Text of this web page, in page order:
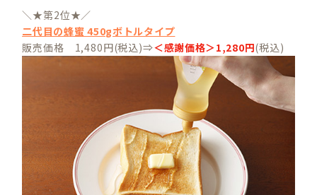
＼★第2位★／
二代目の蜂蜜 450gボトルタイプ
販売価格 1,480円(税込)⇒＜感謝価格＞1,280円(税込)